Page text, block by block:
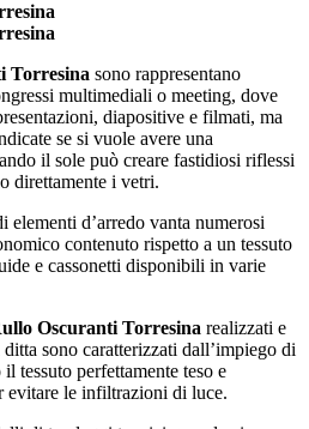
Torresina sono rappresentano
multimediali o meeting, dove
diapositive e filmati, ma
se si vuole avere una
il sole può creare fastidiosi riflessi
direttamente i vetri.
elementi d’arredo vanta numerosi
contenuto rispetto a un tessuto
e cassonetti disponibili in varie
Oscuranti Torresina realizzati e
sono caratterizzati dall’impiego di
tessuto perfettamente teso e
evitare le infiltrazioni di luce.